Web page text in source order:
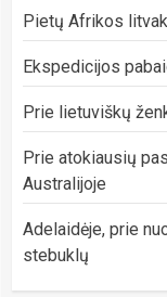
Pietų Afrikos
Ekspedicijos
Prie lietuviškų
Prie atokiausių
Australijoje
Adelaidėje, prie
stebuklų